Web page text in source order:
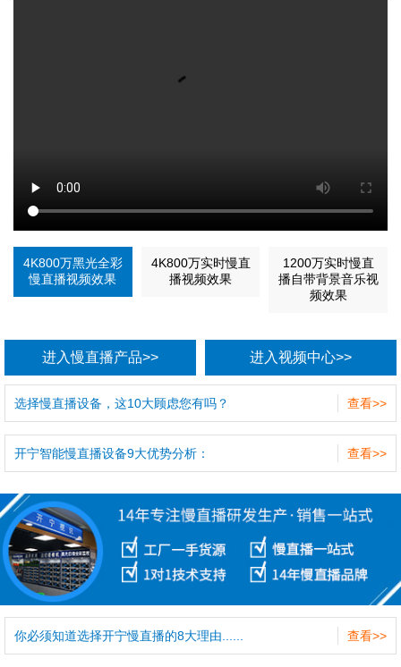
4K800万黑光全彩
慢直播视频效果
4K800万实时慢直
播视频效果
1200万实时慢直
播自带背景音乐视
频效果
进入慢直播产品>> 进入视频中心>>
查看>>
选择慢直播设备，这10大顾虑您有吗？
查看>>
开宁智能慢直播设备9大优势分析：
查看>>
你必须知道选择开宁慢直播的8大理由......